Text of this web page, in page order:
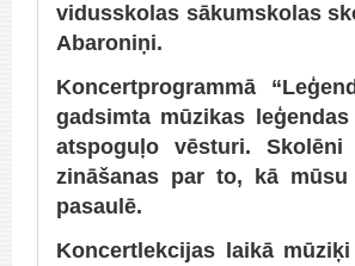
vidusskolas sākumskolas
Abaroniņi.
Koncertprogrammā
gadsimta mūzikas
atspoguļo vēsturi.
zināšanas par to, kā
pasaulē.
Koncertlekcijas laikā